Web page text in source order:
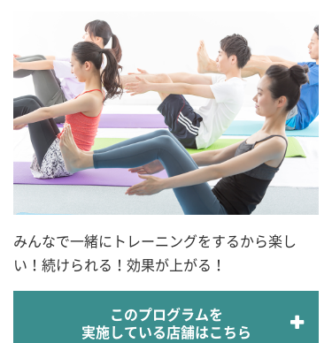
みんなで一緒にトレーニングをするから楽し
い！続けられる！効果が上がる！
このプログラムを
実施している店舗はこちら